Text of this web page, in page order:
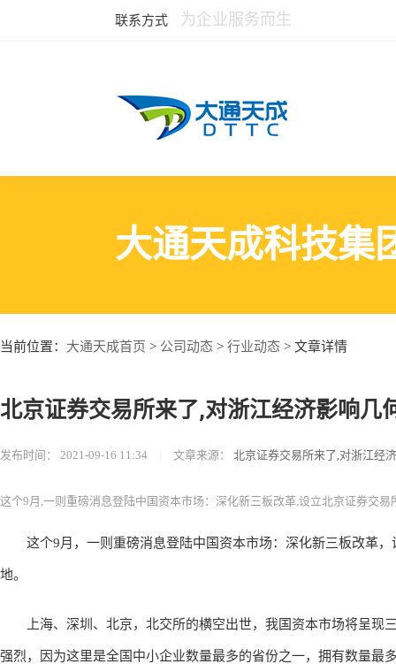
联系方式 为企业服务而生
大通天成科技集
当前位置： 大通天成首页 > 公司动态 > 行业动态 > 文章详情
北京证券交易所来了,对浙江经济影响几
发布时间： 2021-09-16 11:34 文章来源： 北京证券交易所来了,对浙江经
这个9月,一则重磅消息登陆中国资本市场：深化新三板改革,设立北京证券交易
这个9月，一则重磅消息登陆中国资本市场：深化新三板改革，
地。
上海、深圳、北京，北交所的横空出世，我国资本市场将呈现
强烈，因为这里是全国中小企业数量最多的省份之一，拥有数量最